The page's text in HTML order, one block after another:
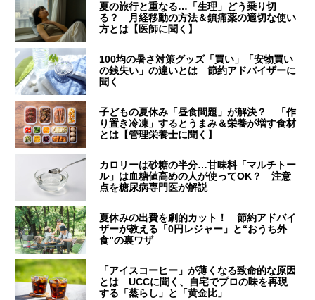
夏の旅行と重なる…「生理」どう乗り切
る？ 月経移動の方法＆鎮痛薬の適切な使い
方とは【医師に聞く】
100均の暑さ対策グッズ「買い」「安物買い
の銭失い」の違いとは 節約アドバイザーに
聞く
子どもの夏休み「昼食問題」が解決？ 「作
り置き冷凍」するとうまみ＆栄養が増す食材
とは【管理栄養士に聞く】
カロリーは砂糖の半分…甘味料「マルチトー
ル」は血糖値高めの人が使ってOK？ 注意
点を糖尿病専門医が解説
夏休みの出費を劇的カット！ 節約アドバイ
ザーが教える「0円レジャー」と“おうち外
食”の裏ワザ
「アイスコーヒー」が薄くなる致命的な原因
とは UCCに聞く、自宅でプロの味を再現
する「蒸らし」と「黄金比」